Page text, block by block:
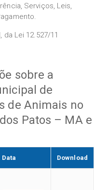
Serviços, Leis,
da Lei 12.527/11
sobre a
de
de Animais no
Patos – MA e
Data Download